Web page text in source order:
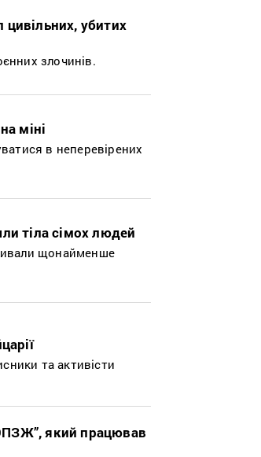
убитих
злочинів.
міні
в неперевірених
тіла сімох людей
щонайменше
та активісти
який працював